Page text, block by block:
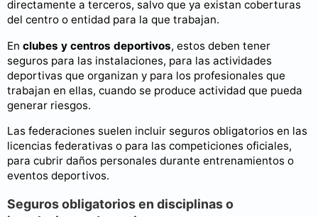
directamente a terceros, salvo que ya existan coberturas
del centro o entidad para la que trabajan.
En clubes y centros deportivos, estos deben tener
seguros para las instalaciones, para las actividades
deportivas que organizan y para los profesionales que
trabajan en ellas, cuando se produce actividad que pueda
generar riesgos.
Las federaciones suelen incluir seguros obligatorios en las
licencias federativas o para las competiciones oficiales,
para cubrir daños personales durante entrenamientos o
eventos deportivos.
Seguros obligatorios en disciplinas o